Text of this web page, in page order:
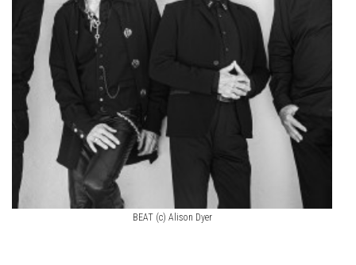
BEAT (c) Alison Dyer